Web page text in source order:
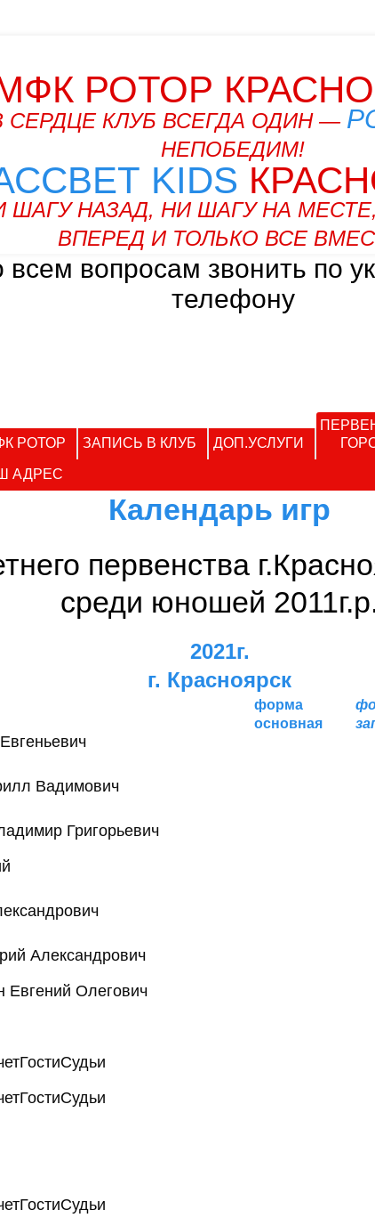
РОТОР
СЕРДЦЕ КЛУБ ВСЕГДА ОДИН —
НЕПОБЕДИМ!
KIDS
ШАГУ НАЗАД, НИ ШАГУ НА
ВПЕРЕД И ТОЛЬКО ВСЕ
всем вопросам звонить по
телефону
РОТОР ЗАПИСЬ В КЛУБ ДОП.УСЛУГИ
АДРЕС
Календарь игр
первенства
среди юношей
2021г.
г. Красноярск
форма
основная
Вадимович
Григорьевич
Александрович
Евгений Олегович
ГостиСудьи
ГостиСудьи
ГостиСудьи